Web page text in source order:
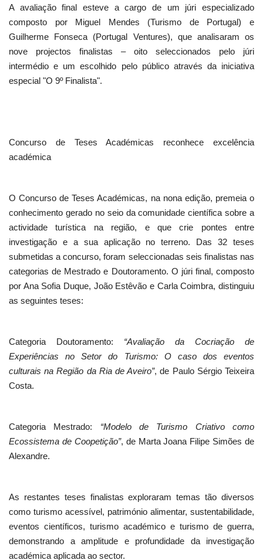
A avaliação final esteve a cargo de um júri especializado
composto por Miguel Mendes (Turismo de Portugal) e
Guilherme Fonseca (Portugal Ventures), que analisaram os
nove projectos finalistas – oito seleccionados pelo júri
intermédio e um escolhido pelo público através da iniciativa
especial "O 9º Finalista".
Concurso de Teses Académicas reconhece excelência
académica
O Concurso de Teses Académicas, na nona edição, premeia o
conhecimento gerado no seio da comunidade científica sobre a
actividade turística na região, e que crie pontes entre
investigação e a sua aplicação no terreno. Das 32 teses
submetidas a concurso, foram seleccionadas seis finalistas nas
categorias de Mestrado e Doutoramento. O júri final, composto
por Ana Sofia Duque, João Estêvão e Carla Coimbra, distinguiu
as seguintes teses:
Categoria Doutoramento: “Avaliação da Cocriação de
Experiências no Setor do Turismo: O caso dos eventos
culturais na Região da Ria de Aveiro”, de Paulo Sérgio Teixeira
Costa.
Categoria Mestrado: “Modelo de Turismo Criativo como
Ecossistema de Coopetição”, de Marta Joana Filipe Simões de
Alexandre.
As restantes teses finalistas exploraram temas tão diversos
como turismo acessível, património alimentar, sustentabilidade,
eventos científicos, turismo académico e turismo de guerra,
demonstrando a amplitude e profundidade da investigação
académica aplicada ao sector.